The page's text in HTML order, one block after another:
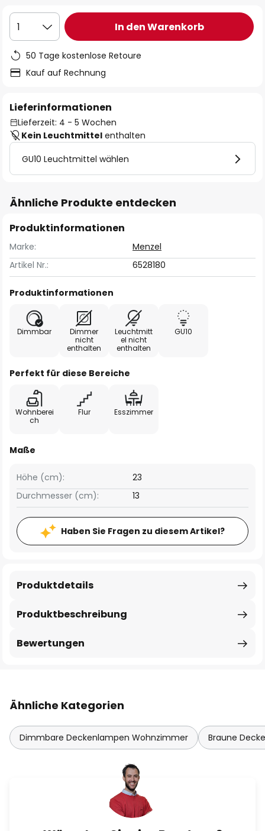
1 In den Warenkorb
50 Tage kostenlose Retoure
Kauf auf Rechnung
Lieferinformationen
Lieferzeit: 4 - 5 Wochen
Kein Leuchtmittel enthalten
GU10 Leuchtmittel wählen
Ähnliche Produkte entdecken
Produktinformationen
Marke:
Menzel
Artikel Nr.:
6528180
Produktinformationen
Dimmbar
Dimmer
nicht
enthalten
Leuchtmitt
el nicht
enthalten
GU10
Perfekt für diese Bereiche
Wohnberei
ch
Flur Esszimmer
Maße
Höhe (cm):
23
Durchmesser (cm):
13
Haben Sie Fragen zu diesem Artikel?
Produktbeschreibung
Produktdetails
Bewertungen
Ähnliche Kategorien
Dimmbare Deckenlampen Wohnzimmer Braune